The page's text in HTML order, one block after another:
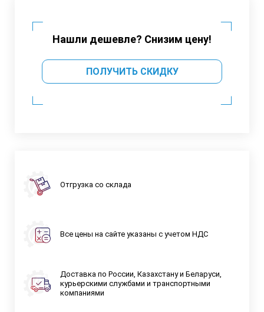
Нашли дешевле? Снизим цену!
ПОЛУЧИТЬ СКИДКУ
Отгрузка со склада
Все цены на сайте указаны с учетом НДС
Доставка по России, Казахстану и Беларуси,
курьерскими службами и транспортными
компаниями